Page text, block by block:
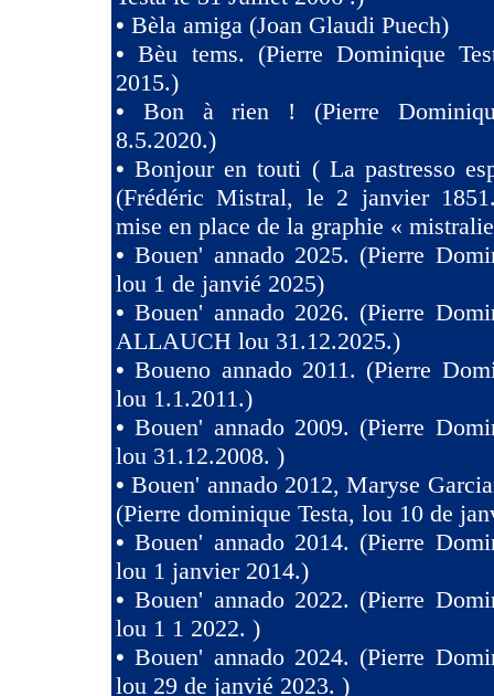
• Bèla amiga (Joan Glaudi Puech)
•Bèu tems. (Pierre Dominique
2015.)
• Bon à rien ! (Pierre
8.5.2020.)
•Bonjour en touti ( La pastresso
(Frédéric Mistral, le 2 janvier
mise en place de la graphie «
•Bouen' annado 2025. (Pierre
lou 1 de janvié 2025)
•Bouen' annado 2026. (Pierre
ALLAUCH lou 31.12.2025.)
•Boueno annado 2011. (Pierre
lou 1.1.2011.)
•Bouen' annado 2009. (Pierre
lou 31.12.2008. )
•Bouen' annado 2012, Maryse
(Pierre dominique Testa, lou 10 de
•Bouen' annado 2014. (Pierre
lou 1 janvier 2014.)
•Bouen' annado 2022. (Pierre
lou 1 1 2022. )
•Bouen' annado 2024. (Pierre
lou 29 de janvié 2023. )